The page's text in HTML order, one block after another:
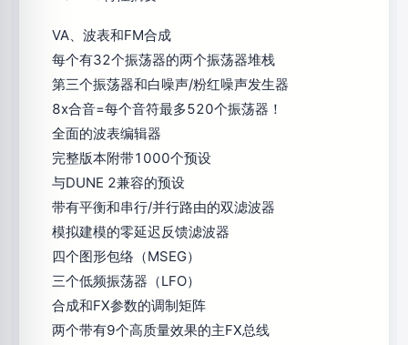
VA、波表和FM合成
每个有32个振荡器的两个振荡器堆栈
第三个振荡器和白噪声/粉红噪声发生器
8x合音=每个音符最多520个振荡器！
全面的波表编辑器
完整版本附带1000个预设
与DUNE 2兼容的预设
带有平衡和串行/并行路由的双滤波器
模拟建模的零延迟反馈滤波器
四个图形包络（MSEG）
三个低频振荡器（LFO）
合成和FX参数的调制矩阵
两个带有9个高质量效果的主FX总线